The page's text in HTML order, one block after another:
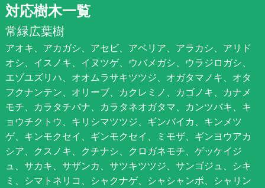
対応樹木一覧
常緑広葉樹
アオキ、アカガシ、アセビ、アベリア、アラカシ、アリド
オシ、イスノキ、イヌツゲ、ウバメガシ、ウラジロガシ、
エゾユズリハ、オオムラサキツツジ、オガタマノキ、オタ
フクナンテン、オリーブ、カクレミノ、カゴノキ、カナメ
モチ、カラタチバナ、カラタネオガタマ、カンツバキ、キ
ョウチクトウ、キリシマツツジ、ギンバイカ、キンメツ
ゲ、キンモクセイ、ギンモクセイ、ミモザ、ギンヨウアカ
シア、クスノキ、クチナシ、クロガネモチ、ゲッケイジ
ュ、サカキ、サザンカ、サツキツツジ、サンゴジュ、シキ
ミ、シマトネリコ、シャクナゲ、シャシャンポ、シャリン